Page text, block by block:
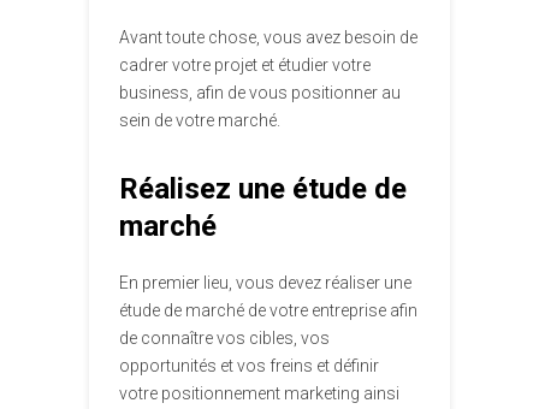
Avant toute chose, vous avez besoin de
cadrer votre projet et étudier votre
business, afin de vous positionner au
sein de votre marché.
Réalisez une étude de
marché
En premier lieu, vous devez réaliser une
étude de marché de votre entreprise afin
de connaître vos cibles, vos
opportunités et vos freins et définir
votre positionnement marketing ainsi